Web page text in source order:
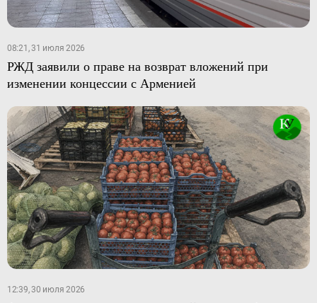
08:21, 31 июля 2026
РЖД заявили о праве на возврат вложений при
изменении концессии с Арменией
12:39, 30 июля 2026